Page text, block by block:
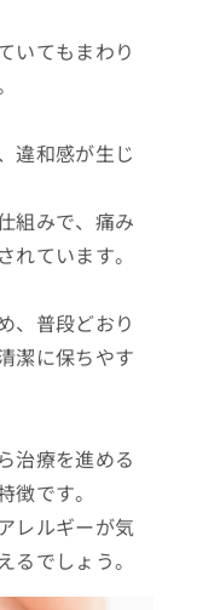
いてもまわり
違和感が生じ
組みで、痛み
ています。
、普段どおり
潔に保ちやす
治療を進める
です。
レルギーが気
でしょう。